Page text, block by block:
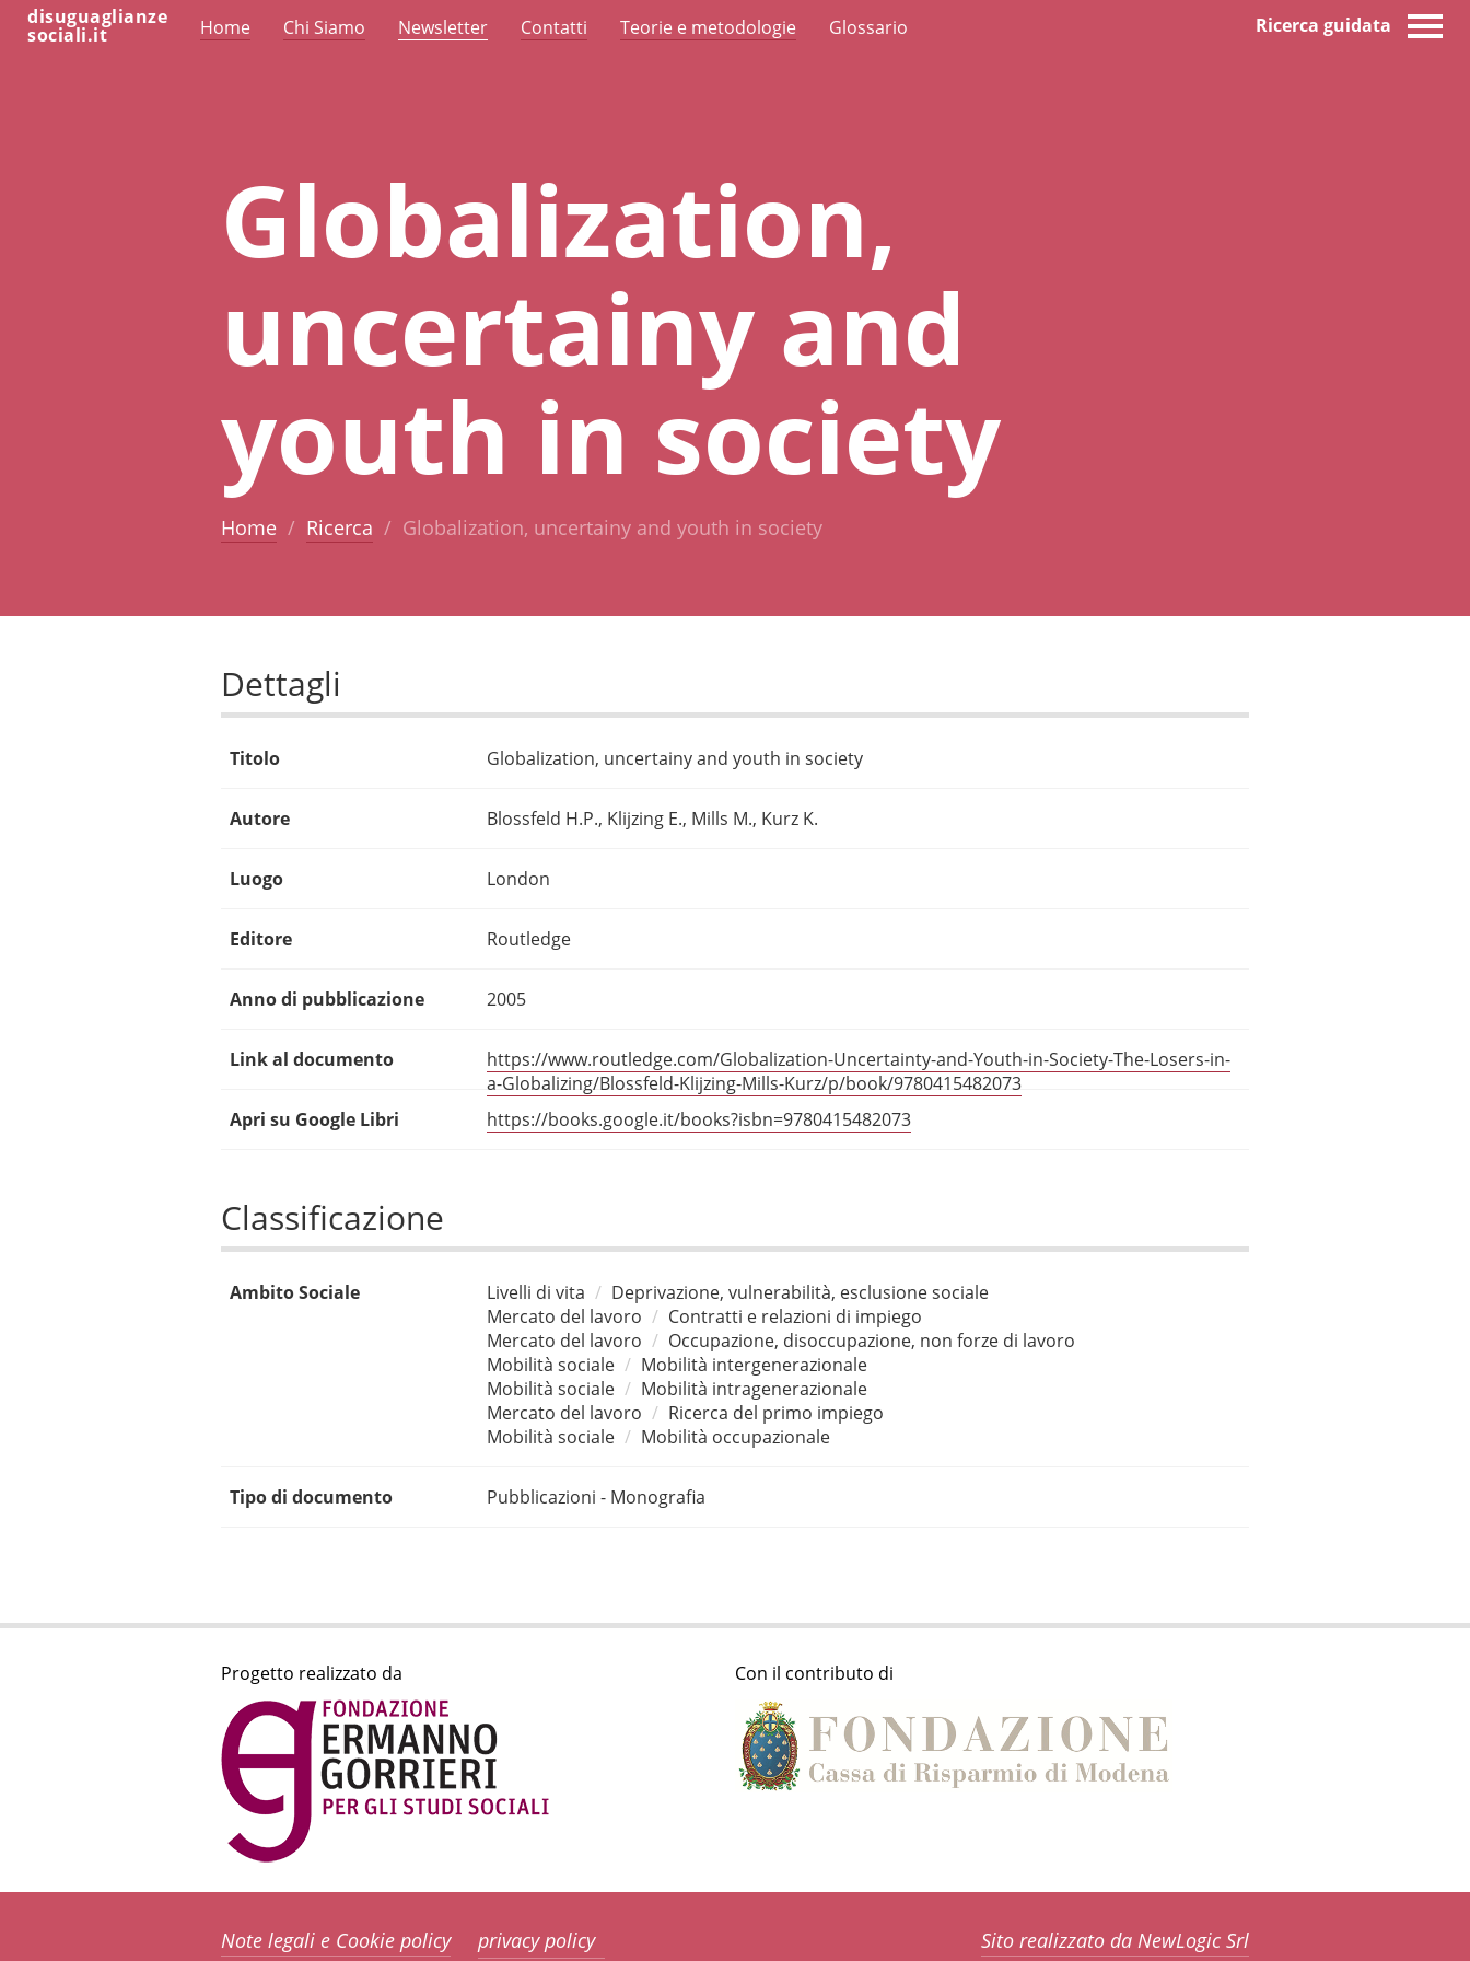
disuguaglianze
sociali.it Home Chi Siamo Newsletter Contatti Teorie e metodologie Glossario Ricerca guidata
Globalization,
uncertainy and
youth in society
Home Ricerca Globalization, uncertainy and youth in society
Dettagli
Titolo Globalization, uncertainy and youth in society
Autore Blossfeld H.P., Klijzing E., Mills M., Kurz K.
Luogo London
Editore Routledge
Anno di pubblicazione 2005
Link al documento
https://www.routledge.com/Globalization-Uncertainty-and-Youth-in-Society-The-Losers-in-
a-Globalizing/Blossfeld-Klijzing-Mills-Kurz/p/book/9780415482073
Apri su Google Libri
https://books.google.it/books?isbn=9780415482073
Classificazione
Ambito Sociale Livelli di vita
Deprivazione, vulnerabilità, esclusione sociale
Mercato del lavoro
Contratti e relazioni di impiego
Mercato del lavoro
Occupazione, disoccupazione, non forze di lavoro
Mobilità sociale
Mobilità intergenerazionale
Mobilità sociale
Mobilità intragenerazionale
Mercato del lavoro
Ricerca del primo impiego
Mobilità sociale
Mobilità occupazionale
Tipo di documento Pubblicazioni - Monografia
Progetto realizzato da Con il contributo di
Note legali e Cookie policy privacy policy Sito realizzato da NewLogic Srl